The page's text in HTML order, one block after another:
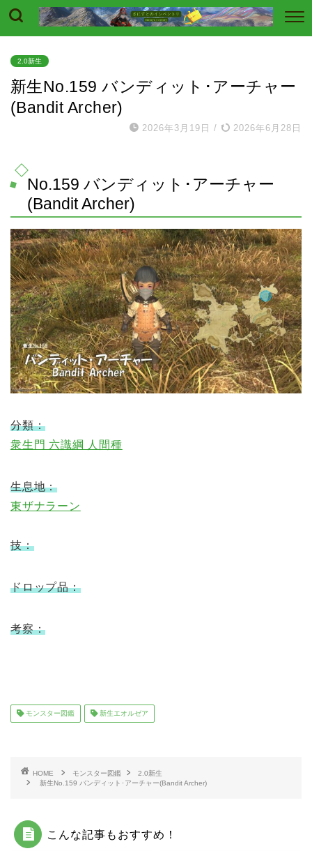
2.0新生
新生No.159 バンディット･アーチャー
(Bandit Archer)
2026年3月19日 / 2026年6月28日
No.159 バンディット･アーチャー
(Bandit Archer)
分類：
衆生門 六識綱 人間種
生息地：
東ザナラーン
技：
ドロップ品：
考察：
モンスター図鑑 新生エオルゼア
HOME モンスター図鑑
2.0新生
新生No.159 バンディット･アーチャー(Bandit Archer)
こんな記事もおすすめ！